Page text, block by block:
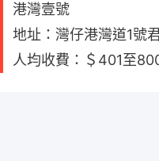
港灣壹號
地址：灣仔港灣道1號
人均收費：＄401至